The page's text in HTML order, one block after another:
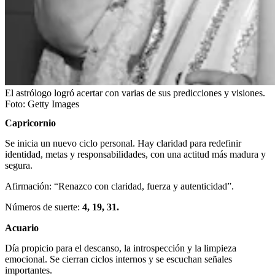
El astrólogo logró acertar con varias de sus predicciones y visiones.
Foto: Getty Images
Capricornio
Se inicia un nuevo ciclo personal. Hay claridad para redefinir
identidad, metas y responsabilidades, con una actitud más madura y
segura.
Afirmación: “Renazco con claridad, fuerza y autenticidad”.
Números de suerte: 4, 19, 31.
Acuario
Día propicio para el descanso, la introspección y la limpieza
emocional. Se cierran ciclos internos y se escuchan señales
importantes.